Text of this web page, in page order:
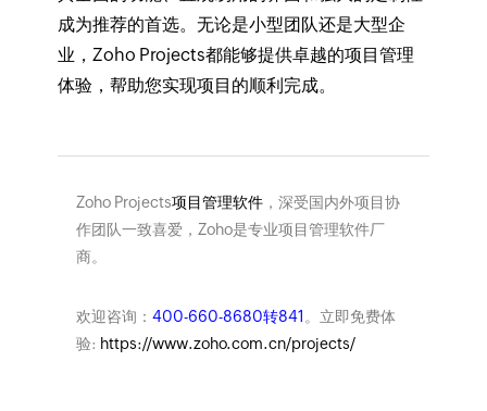
成为推荐的首选。无论是小型团队还是大型企
业，Zoho Projects都能够提供卓越的项目管理
体验，帮助您实现项目的顺利完成。
Zoho Projects项目管理软件，深受国内外项目协
作团队一致喜爱，Zoho是专业项目管理软件厂
商。
欢迎咨询： 400-660-8680转841 。立即免费体
验: https://www.zoho.com.cn/projects/